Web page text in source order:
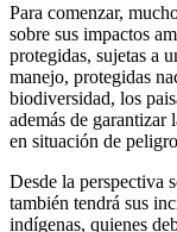
Para comenzar,
sobre sus impactos
protegidas, sujetas a
manejo, protegidas
biodiversidad, los
además de garantizar
en situación de
Desde la perspectiva
también tendrá sus
indígenas, quienes